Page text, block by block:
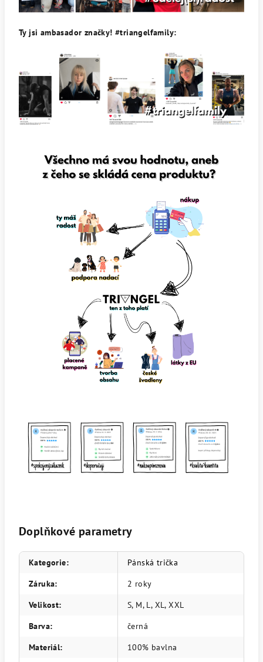
Ty jsi ambasador značky! #triangelfamily:
Doplňkové parametry
Kategorie:
Pánská trička
Záruka:
2 roky
Velikost:
S, M, L, XL, XXL
Barva:
černá
Materiál:
100% bavlna